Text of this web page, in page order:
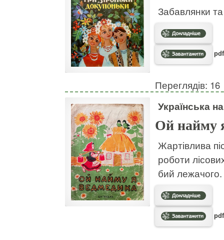
Забавлянки
Переглядів: 16
Українська
Ой найму
Жартівлива
роботи
бий лежачого.